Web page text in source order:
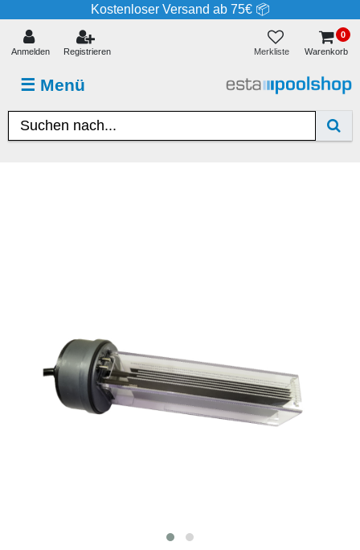
Kostenloser Versand ab 75€ 📦
☰ Menü
Anmelden Registrieren Merkliste
0
Warenkorb